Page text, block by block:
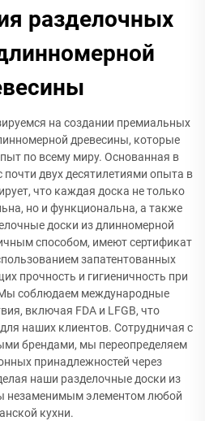
разделочных
на создании премиальных
древесины, которые
по всему миру. Основанная в
двух десятилетиями опыта в
что каждая доска не только
но и функциональна, а также
доски из длинномерной
способом, имеют сертификат
запатентованных
прочность и гигиеничность при
соблюдаем международные
включая FDA и LFGB, что
наших клиентов. Сотрудничая с
брендами, мы переопределяем
принадлежностей через
наши разделочные доски из
незаменимым элементом любой
кухни.